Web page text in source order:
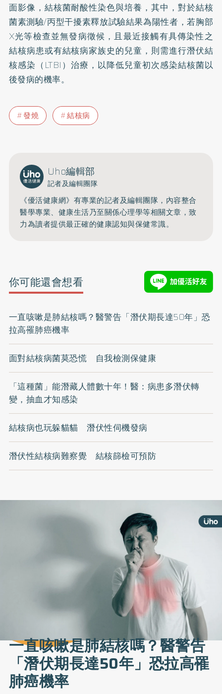
面影像，結核菌耐酸性染色與培養，其中，對於結核
菌素測驗/丙型干擾素釋放試驗結果為陽性者，若胸部
X光等檢查並無發病徵候，且最近接觸有具傳染性之
結核病患或有結核病家族史的兒童，則需進行潛伏結
核感染（LTBI）治療，以降低兒童初次感染結核菌以
後發病的機率。
發燒 結核病
Uho編輯部
記者及編輯團隊
《優活健康網》有專業的記者及編輯團隊，內容整合
醫學專業、健康生活乃至關係心理學等相關文章，致
力為讀者提供最正確的健康認知與保健常識。
你可能還會想看
一直咳嗽是肺結核嗎？醫警告「潛伏期長達50年」恐
拉高罹肺癌機率
面對結核病菌莫恐慌 自我檢測保健康
「這種菌」能潛藏人體數十年！醫：病患多潛伏轉
變，抽血才知感染
結核病也玩躲貓貓 潛伏性伺機發病
潛伏性結核病難察覺 結核篩檢可預防
一直咳嗽是肺結核嗎？醫警告
「潛伏期長達50年」恐拉高罹
肺癌機率